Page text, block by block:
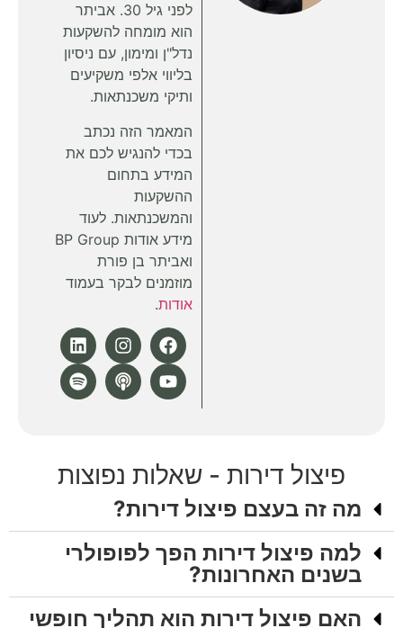
לפני גיל 30. אביתר
הוא מומחה להשקעות
נדל"ן ומימון, עם ניסיון
בליווי אלפי משקיעים
ותיקי משכנתאות.
המאמר הזה נכתב
בכדי להנגיש לכם את
המידע בתחום
ההשקעות
והמשכנתאות. לעוד
מידע אודות BP Group
ואביתר בן פורת
מוזמנים לבקר בעמוד
אודות.
פיצול דירות - שאלות נפוצות
מה זה בעצם פיצול דירות?
למה פיצול דירות הפך לפופולרי
בשנים האחרונות?
האם פיצול דירות הוא תהליך חופשי